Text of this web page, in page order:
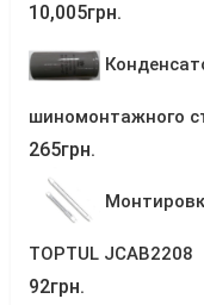
10,005грн.
шиномонтажного
265грн.
TOPTUL JCAB2208
92грн.